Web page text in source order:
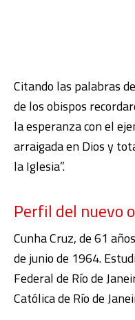
Citando las palabras de
de los obispos
la esperanza con el
arraigada en Dios y
la Iglesia”.
Perfil del nuevo
Cunha Cruz, de 61
de junio de 1964.
Federal de Río de
Católica de Río de